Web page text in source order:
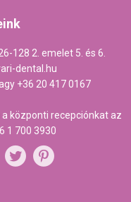
128 2. emelet 5. és 6.
dental.hu
+36 20 417 0167
központi recepciónkat az
1 700 3930